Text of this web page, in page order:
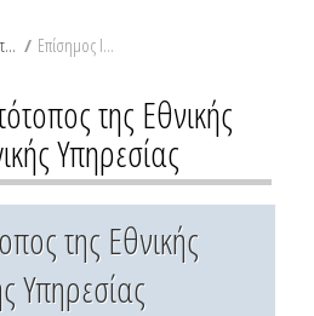
Εθνική Μετεωρολογική Υπηρεσία / Επίσημος Ιστότοπος της Εθνικής Μετεωρολογικής Υπηρεσίας
της Εθνικής
Υπηρεσίας
της Εθνικής
Υπηρεσίας